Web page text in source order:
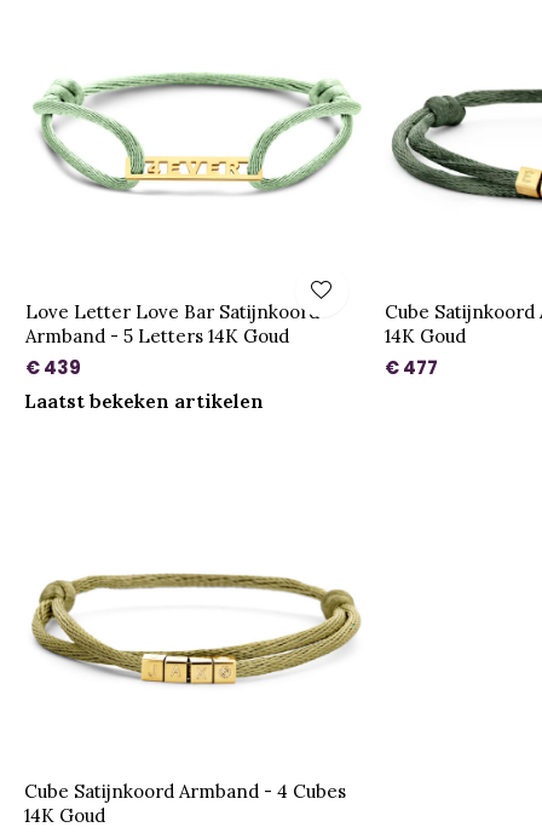
Love Letter Love Bar Satijnkoord
Armband - 5 Letters 14K Goud
€ 439
Cube Satijnkoord
14K Goud
€ 477
Laatst bekeken artikelen
Cube Satijnkoord Armband - 4 Cubes
14K Goud